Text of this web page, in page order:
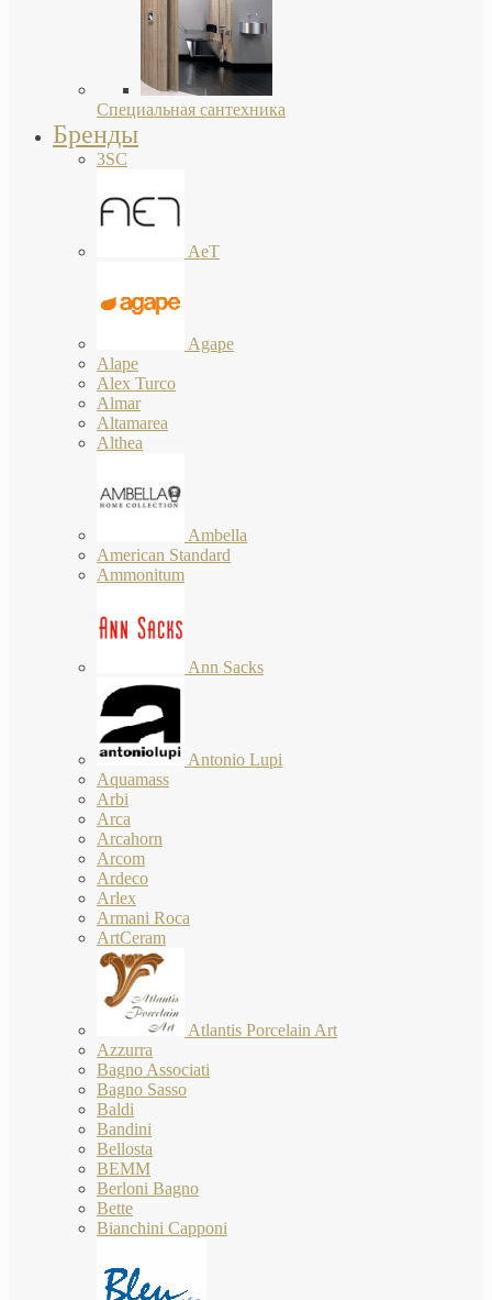
Специальная сантехника
Бренды
3SC
AeT
Agape
Alape
Alex Turco
Almar
Altamarea
Althea
Ambella
American Standard
Ammonitum
Ann Sacks
Antonio Lupi
Aquamass
Arbi
Arca
Arcahorn
Arcom
Ardeco
Arlex
Armani Roca
ArtCeram
Atlantis Porcelain Art
Azzurra
Bagno Associati
Bagno Sasso
Baldi
Bandini
Bellosta
BEMM
Berloni Bagno
Bette
Bianchini Capponi